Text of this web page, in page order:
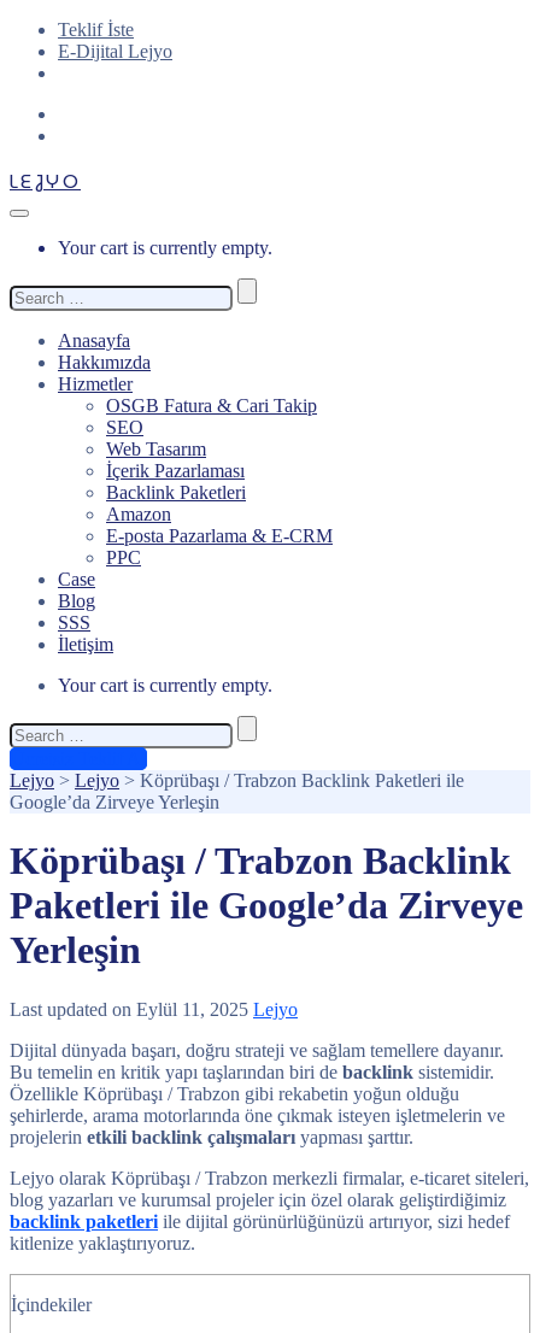
Teklif İste
E-Dijital Lejyo
LEJYO
Your cart is currently empty.
Search
for:
Anasayfa
Hakkımızda
Hizmetler
OSGB Fatura & Cari Takip
SEO
Web Tasarım
İçerik Pazarlaması
Backlink Paketleri
Amazon
E-posta Pazarlama & E-CRM
PPC
Case
Blog
SSS
İletişim
Your cart is currently empty.
Search
for:
Lejyo > Lejyo > Köprübaşı / Trabzon Backlink Paketleri ile
Google’da Zirveye Yerleşin
Köprübaşı / Trabzon Backlink
Paketleri ile Google’da Zirveye
Yerleşin
Last updated on Eylül 11, 2025 Lejyo
Dijital dünyada başarı, doğru strateji ve sağlam temellere dayanır.
Bu temelin en kritik yapı taşlarından biri de backlink sistemidir.
Özellikle Köprübaşı / Trabzon gibi rekabetin yoğun olduğu
şehirlerde, arama motorlarında öne çıkmak isteyen işletmelerin ve
projelerin etkili backlink çalışmaları yapması şarttır.
Lejyo olarak Köprübaşı / Trabzon merkezli firmalar, e-ticaret siteleri,
blog yazarları ve kurumsal projeler için özel olarak geliştirdiğimiz
backlink paketleri ile dijital görünürlüğünüzü artırıyor, sizi hedef
kitlenize yaklaştırıyoruz.
İçindekiler